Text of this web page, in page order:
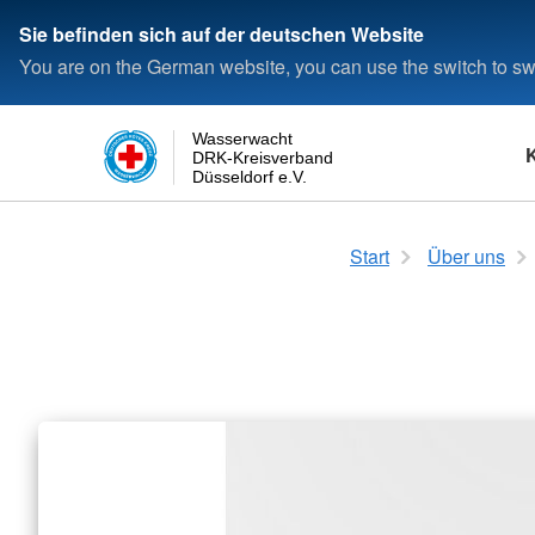
Sie befinden sich auf der deutschen Website
You are on the German website, you can use the switch to
Düsseldorf e.V.
DRK-Kreisverband
Wasserwacht
Rettungsfähigkeit
Die Wasserwacht
Start Über uns